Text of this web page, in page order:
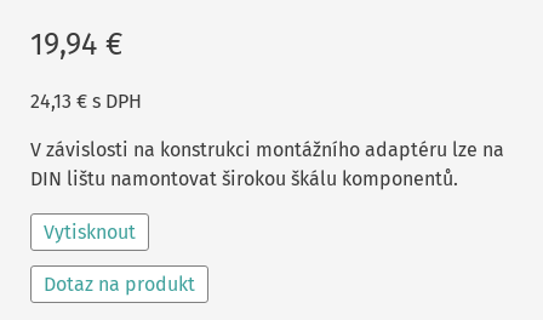
19,94 €
24,13 € s DPH
V závislosti na konstrukci montážního adaptéru lze na
DIN lištu namontovat širokou škálu komponentů.
Vytisknout
Dotaz na produkt